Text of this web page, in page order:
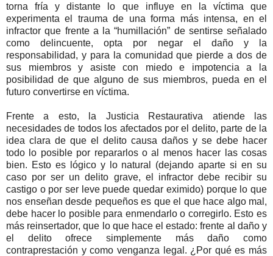
torna fría y distante lo que influye en la víctima que
experimenta el trauma de una forma más intensa, en el
infractor que frente a la “humillación” de sentirse señalado
como delincuente, opta por negar el daño y la
responsabilidad, y para la comunidad que pierde a dos de
sus miembros y asiste con miedo e impotencia a la
posibilidad de que alguno de sus miembros, pueda en el
futuro convertirse en víctima.
Frente a esto, la Justicia Restaurativa atiende las
necesidades de todos los afectados por el delito, parte de la
idea clara de que el delito causa daños y se debe hacer
todo lo posible por repararlos o al menos hacer las cosas
bien. Esto es lógico y lo natural (dejando aparte si en su
caso por ser un delito grave, el infractor debe recibir su
castigo o por ser leve puede quedar eximido) porque lo que
nos enseñan desde pequeños es que el que hace algo mal,
debe hacer lo posible para enmendarlo o corregirlo. Esto es
más reinsertador, que lo que hace el estado: frente al daño y
el delito ofrece simplemente más daño como
contraprestación y como venganza legal. ¿Por qué es más